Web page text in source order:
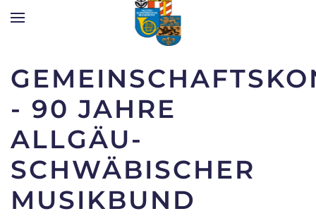
Zum Hauptinhalt springen
- 90 JAHRE
ALLGÄU-
SCHWÄBISCHER
MUSIKBUND